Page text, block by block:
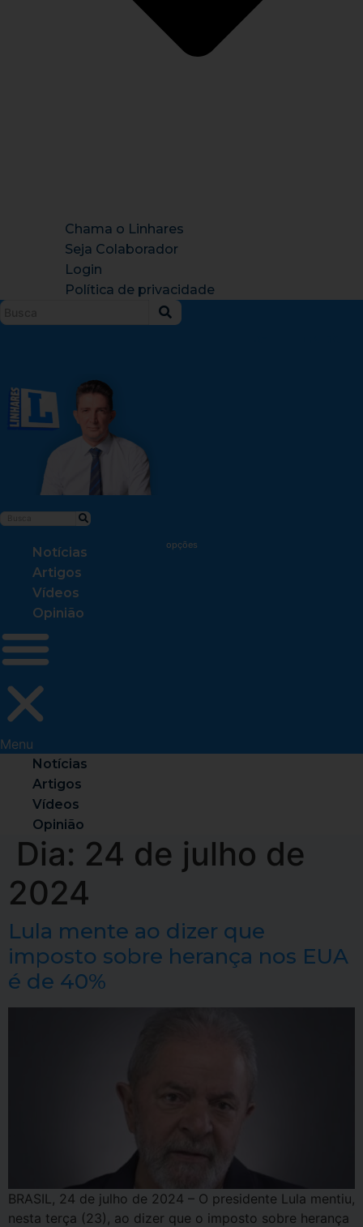
Chama o Linhares
Seja Colaborador
Login
Política de privacidade
Notícias
Artigos
Vídeos
Opinião
Menu
Notícias
Artigos
Vídeos
Opinião
Dia: 24 de julho de
2024
Lula mente ao dizer que
imposto sobre herança nos EUA
é de 40%
BRASIL, 24 de julho de 2024 – O presidente Lula mentiu,
nesta terça (23), ao dizer que o imposto sobre herança